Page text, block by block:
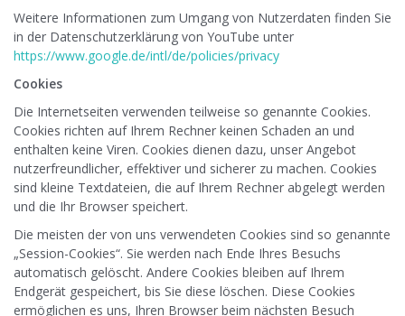
Weitere Informationen zum Umgang von Nutzerdaten finden Sie
in der Datenschutzerklärung von YouTube unter
https://www.google.de/intl/de/policies/privacy
Cookies
Die Internetseiten verwenden teilweise so genannte Cookies.
Cookies richten auf Ihrem Rechner keinen Schaden an und
enthalten keine Viren. Cookies dienen dazu, unser Angebot
nutzerfreundlicher, effektiver und sicherer zu machen. Cookies
sind kleine Textdateien, die auf Ihrem Rechner abgelegt werden
und die Ihr Browser speichert.
Die meisten der von uns verwendeten Cookies sind so genannte
„Session-Cookies“. Sie werden nach Ende Ihres Besuchs
automatisch gelöscht. Andere Cookies bleiben auf Ihrem
Endgerät gespeichert, bis Sie diese löschen. Diese Cookies
ermöglichen es uns, Ihren Browser beim nächsten Besuch